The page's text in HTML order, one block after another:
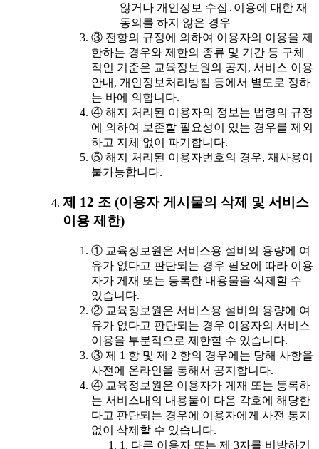
않거나 개인정보 수집․이용에 대한 재
동의를 하지 않은 경우
③ 전항의 규정에 의하여 이용자의 이용을 제
한하는 경우와 제한의 종류 및 기간 등 구체
적인 기준은 교육정보원의 공지, 서비스 이용
안내, 개인정보처리방침 등에서 별도로 정하
는 바에 의합니다.
④ 해지 처리된 이용자의 정보는 법령의 규정
에 의하여 보존할 필요성이 있는 경우를 제외
하고 지체 없이 파기합니다.
⑤ 해지 처리된 이용자번호의 경우, 재사용이
불가능합니다.
제 12 조 (이용자 게시물의 삭제 및 서비스
이용 제한)
① 교육정보원은 서비스용 설비의 용량에 여
유가 없다고 판단되는 경우 필요에 따라 이용
자가 게재 또는 등록한 내용물을 삭제할 수
있습니다.
② 교육정보원은 서비스용 설비의 용량에 여
유가 없다고 판단되는 경우 이용자의 서비스
이용을 부분적으로 제한할 수 있습니다.
③ 제 1 항 및 제 2 항의 경우에는 당해 사항을
사전에 온라인을 통해서 공지합니다.
④ 교육정보원은 이용자가 게재 또는 등록하
는 서비스내의 내용물이 다음 각호에 해당한
다고 판단되는 경우에 이용자에게 사전 통지
없이 삭제할 수 있습니다.
1. 다른 이용자 또는 제 3자를 비방하거